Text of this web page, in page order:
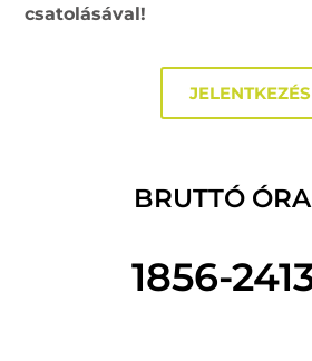
csatolásával!
JELENTKEZÉS
BRUTTÓ
1856-